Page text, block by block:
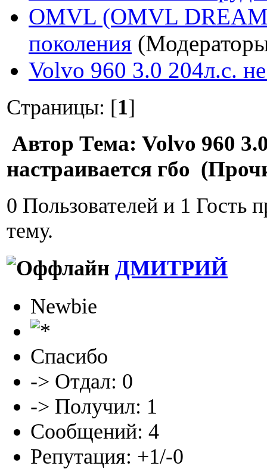
OMVL (OMVL
поколения
Volvo 960 3.0 204л.с. не
Страницы: [1]
Автор Тема: Volvo 960
настраивается гбо
0 Пользователей и 1 Гость
тему.
ДМИТРИЙ
Newbie
Спасибо
-> Отдал: 0
-> Получил: 1
Сообщений: 4
Репутация: +1/-0